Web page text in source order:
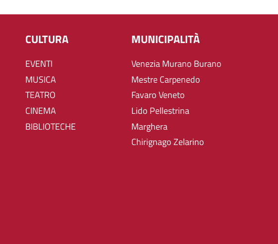
CULTURA
EVENTI
MUSICA
TEATRO
CINEMA
BIBLIOTECHE
MUNICIPALITÀ
Venezia Murano Burano
Mestre Carpenedo
Favaro Veneto
Lido Pellestrina
Marghera
Chirignago Zelarino